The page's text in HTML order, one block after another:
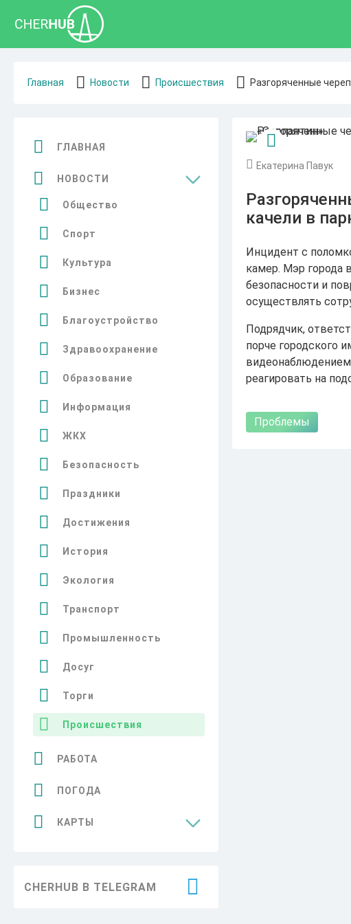
Главная Новости Происшествия Разгоряченные
ГЛАВНАЯ
НОВОСТИ
Общество
Спорт
Культура
Бизнес
Благоустройство
Здравоохранение
Образование
Информация
ЖКХ
Безопасность
Праздники
Достижения
История
Экология
Транспорт
Промышленность
Досуг
Торги
Происшествия
РАБОТА
ПОГОДА
КАРТЫ
CHERHUB В TELEGRAM
Екатерина Павук
качели в
Инцидент с
камер. Мэр города
безопасности и
осуществлять
Подрядчик,
порче городского
реагировать на
Проблемы